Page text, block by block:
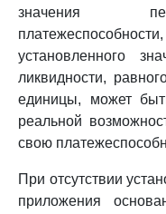
значения
установленного
ликвидности,
единицы, может
реальной
свою
При отсутствии
приложения